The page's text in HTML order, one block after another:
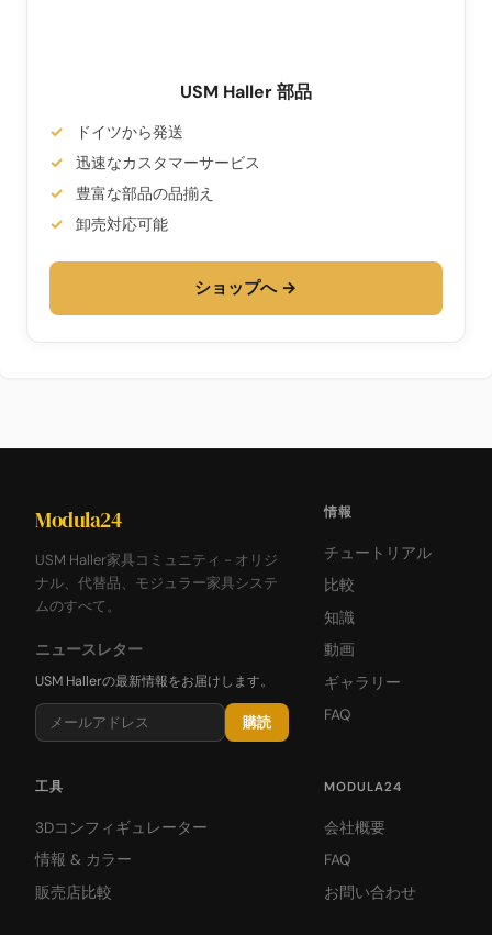
USM Haller 部品
ドイツから発送
迅速なカスタマーサービス
豊富な部品の品揃え
卸売対応可能
ショップへ →
Modula24
USM Haller家具コミュニティ - オリジ
ナル、代替品、モジュラー家具システ
ムのすべて。
ニュースレター
USM Hallerの最新情報をお届けします。
購読
情報
チュートリアル
比較
知識
動画
ギャラリー
FAQ
工具
3Dコンフィギュレーター
情報 & カラー
販売店比較
MODULA24
会社概要
FAQ
お問い合わせ